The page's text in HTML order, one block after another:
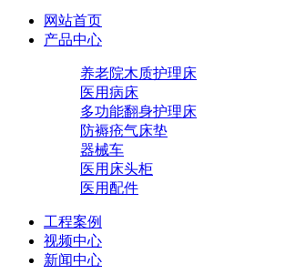
网站首页
产品中心
养老院木质护理床
医用病床
多功能翻身护理床
防褥疮气床垫
器械车
医用床头柜
医用配件
工程案例
视频中心
新闻中心